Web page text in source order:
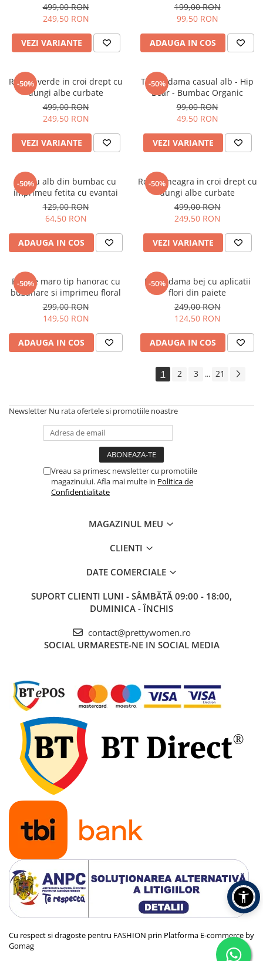
499,00 RON
249,50 RON
VEZI VARIANTE
199,00 RON
99,50 RON
ADAUGA IN COS
-50%
Rochie verde in croi drept cu
dungi albe curbate
499,00 RON
249,50 RON
VEZI VARIANTE
-50%
Tricou dama casual alb - Hip
Bear - Bumbac Organic
99,00 RON
49,50 RON
VEZI VARIANTE
-50%
Tricou alb din bumbac cu
imprimeu fetita cu evantai
129,00 RON
64,50 RON
ADAUGA IN COS
-50%
Rochie neagra in croi drept cu
dungi albe curbate
499,00 RON
249,50 RON
VEZI VARIANTE
-50%
Rochie maro tip hanorac cu
buzunare si imprimeu floral
299,00 RON
149,50 RON
ADAUGA IN COS
-50%
Bluza dama bej cu aplicatii
flori din paiete
249,00 RON
124,50 RON
ADAUGA IN COS
1 2 3 ... 21
Newsletter Nu rata ofertele si promotiile noastre
Vreau sa primesc newsletter cu promotiile
magazinului. Afla mai multe in Politica de
Confidentialitate
MAGAZINUL MEU
CLIENTI
DATE COMERCIALE
SUPORT CLIENTI LUNI - SÂMBĂTĂ 09:00 - 18:00,
DUMINICA - ÎNCHIS
contact@prettywomen.ro
SOCIAL URMARESTE-NE IN SOCIAL MEDIA
Cu respect si dragoste pentru FASHION prin Platforma E-commerce by
Gomag